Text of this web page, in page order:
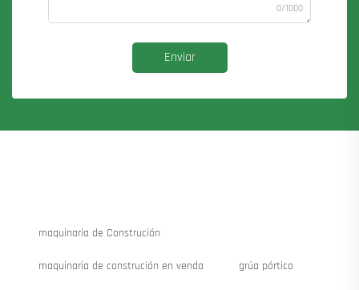
0/1000
Enviar
maquinaria de Construción
maquinaria de construción en venda grúa pórtico